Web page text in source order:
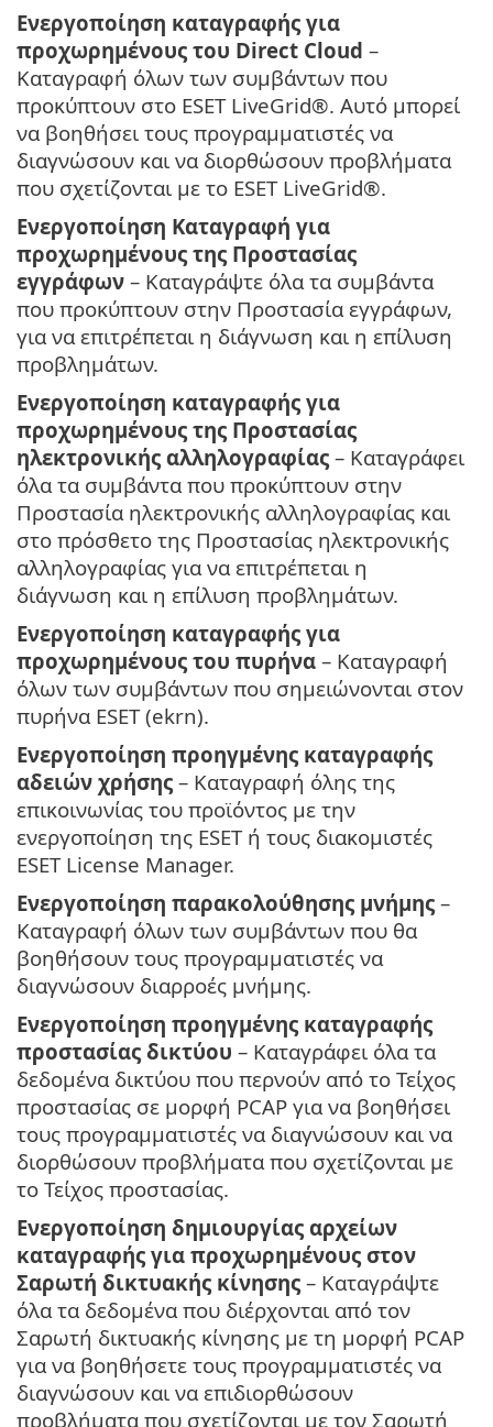
Ενεργοποίηση καταγραφής για
προχωρημένους του Direct Cloud –
Καταγραφή όλων των συμβάντων που
προκύπτουν στο ESET LiveGrid®. Αυτό μπορεί
να βοηθήσει τους προγραμματιστές να
διαγνώσουν και να διορθώσουν προβλήματα
που σχετίζονται με το ESET LiveGrid®.
Ενεργοποίηση Καταγραφή για
προχωρημένους της Προστασίας
εγγράφων – Καταγράψτε όλα τα συμβάντα
που προκύπτουν στην Προστασία εγγράφων,
για να επιτρέπεται η διάγνωση και η επίλυση
προβλημάτων.
Ενεργοποίηση καταγραφής για
προχωρημένους της Προστασίας
ηλεκτρονικής αλληλογραφίας – Καταγράφει
όλα τα συμβάντα που προκύπτουν στην
Προστασία ηλεκτρονικής αλληλογραφίας και
στο πρόσθετο της Προστασίας ηλεκτρονικής
αλληλογραφίας για να επιτρέπεται η
διάγνωση και η επίλυση προβλημάτων.
Ενεργοποίηση καταγραφής για
προχωρημένους του πυρήνα – Καταγραφή
όλων των συμβάντων που σημειώνονται στον
πυρήνα ESET (ekrn).
Ενεργοποίηση προηγμένης καταγραφής
αδειών χρήσης – Καταγραφή όλης της
επικοινωνίας του προϊόντος με την
ενεργοποίηση της ESET ή τους διακομιστές
ESET License Manager.
Ενεργοποίηση παρακολούθησης μνήμης –
Καταγραφή όλων των συμβάντων που θα
βοηθήσουν τους προγραμματιστές να
διαγνώσουν διαρροές μνήμης.
Ενεργοποίηση προηγμένης καταγραφής
προστασίας δικτύου – Καταγράφει όλα τα
δεδομένα δικτύου που περνούν από το Τείχος
προστασίας σε μορφή PCAP για να βοηθήσει
τους προγραμματιστές να διαγνώσουν και να
διορθώσουν προβλήματα που σχετίζονται με
το Τείχος προστασίας.
Ενεργοποίηση δημιουργίας αρχείων
καταγραφής για προχωρημένους στον
Σαρωτή δικτυακής κίνησης – Καταγράψτε
όλα τα δεδομένα που διέρχονται από τον
Σαρωτή δικτυακής κίνησης με τη μορφή PCAP
για να βοηθήσετε τους προγραμματιστές να
διαγνώσουν και να επιδιορθώσουν
προβλήματα που σχετίζονται με τον Σαρωτή